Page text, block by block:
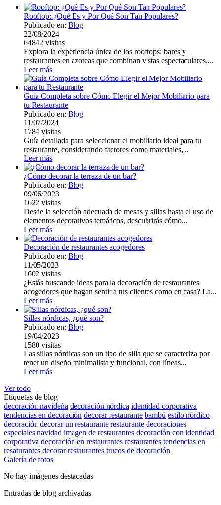
Rooftop: ¿Qué Es y Por Qué Son Tan Populares?
Publicado en: Blog
22/08/2024
64842 visitas
Explora la experiencia única de los rooftops: bares y
restaurantes en azoteas que combinan vistas espectaculares,...
Leer más
Guía Completa sobre Cómo Elegir el Mejor Mobiliario para
tu Restaurante
Publicado en: Blog
11/07/2024
1784 visitas
Guía detallada para seleccionar el mobiliario ideal para tu
restaurante, considerando factores como materiales,...
Leer más
¿Cómo decorar la terraza de un bar?
Publicado en: Blog
09/06/2023
1622 visitas
Desde la selección adecuada de mesas y sillas hasta el uso de
elementos decorativos temáticos, descubrirás cómo...
Leer más
Decoración de restaurantes acogedores
Publicado en: Blog
11/05/2023
1602 visitas
¿Estás buscando ideas para la decoración de restaurantes
acogedores que hagan sentir a tus clientes como en casa? La...
Leer más
Sillas nórdicas, ¿qué son?
Publicado en: Blog
19/04/2023
1580 visitas
Las sillas nórdicas son un tipo de silla que se caracteriza por
tener un diseño minimalista y funcional, con líneas...
Leer más
Ver todo
Etiquetas de blog
decoración navideña decoración nórdica identidad corporativa
tendencias en decoración decorar restaurante bambú estilo nórdico
decoración decorar un restaurante restaurante decoraciones
especiales navidad imagen de restaurantes decoración con identidad
corporativa decoración en restaurantes restaurantes tendencias en
resaturantes decorar restaurantes trucos de decoración
Galería de fotos
No hay imágenes destacadas
Entradas de blog archivadas